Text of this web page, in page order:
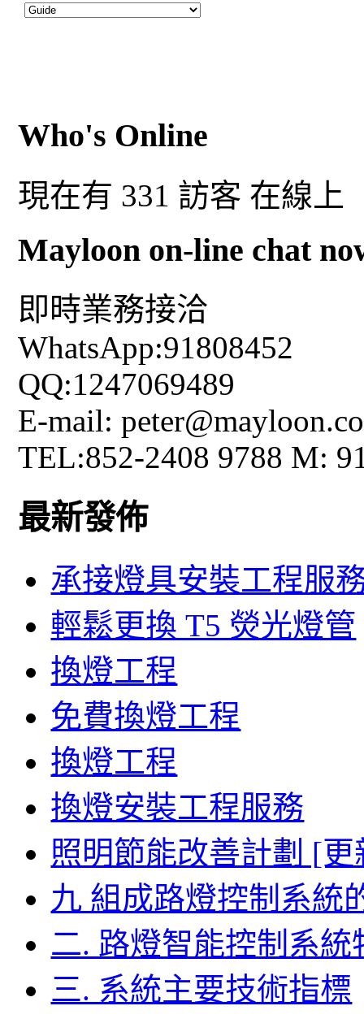
Who's Online
現在有 331 訪客 在線上
Mayloon on-line chat
即時業務接洽
WhatsApp:91808452
QQ:1247069489
E-mail:
TEL:852-2408 9788 M:
最新發佈
承接燈具安裝工程服
輕鬆更換 T5 熒光燈管
換燈工程
免費換燈工程
換燈工程
換燈安裝工程服務
照明節能改善計劃 [
九 組成路燈控制系統
二. 路燈智能控制系統
三. 系統主要技術指標